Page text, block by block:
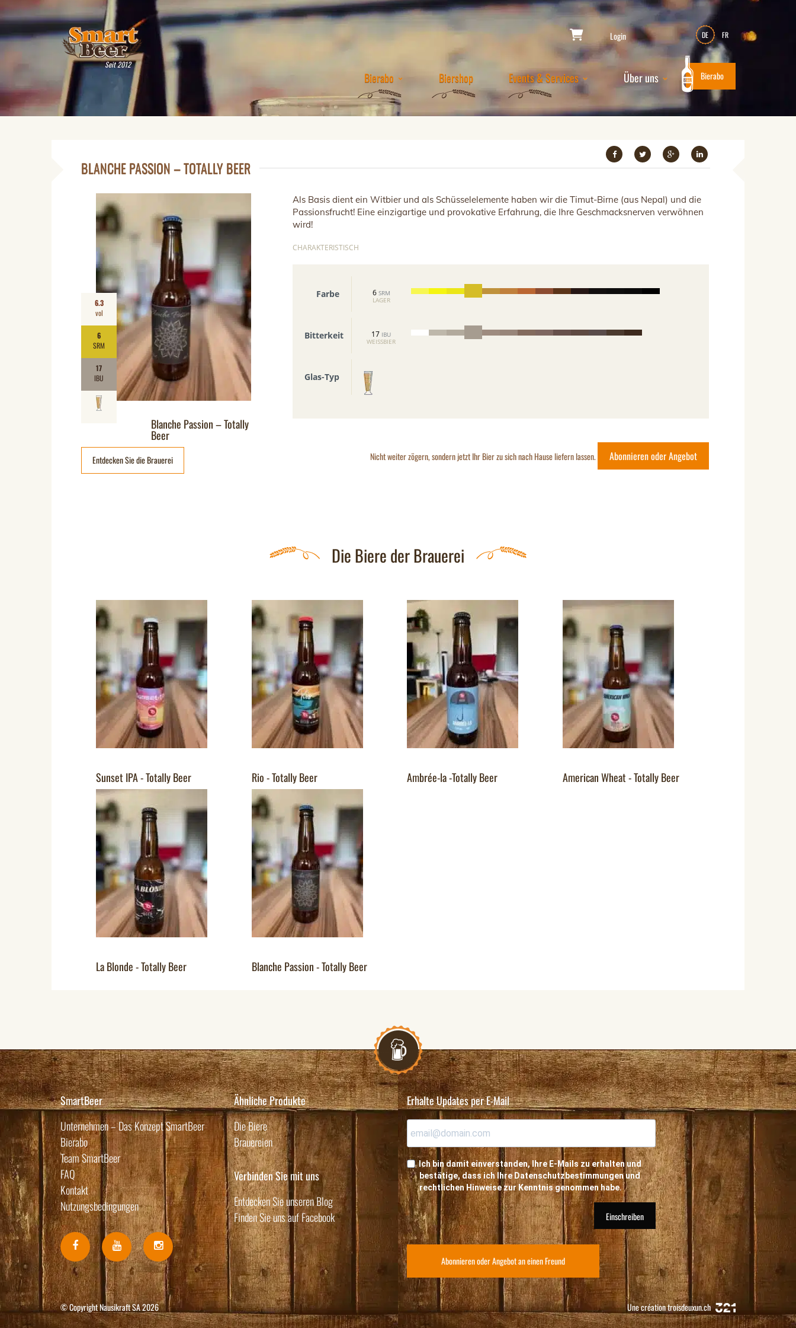
Seit 2012
Login DE FR
Bierabo Biershop Events & Services Über uns Bierabo
BLANCHE PASSION – TOTALLY BEER
Blanche Passion – Totally
Beer
6.3
vol
6
SRM
17
IBU
Entdecken Sie die Brauerei
Als Basis dient ein Witbier und als Schüsselelemente haben wir die Timut-Birne (aus Nepal) und die
Passionsfrucht! Eine einzigartige und provokative Erfahrung, die Ihre Geschmacksnerven verwöhnen
wird!
CHARAKTERISTISCH
Farbe 6 SRM
LAGER
Bitterkeit 17 IBU
WEISSBIER
Glas-Typ
Nicht weiter zögern, sondern jetzt Ihr Bier zu sich nach Hause liefern lassen. Abonnieren oder Angebot
Die Biere der Brauerei
Sunset IPA - Totally Beer Rio - Totally Beer Ambrée-la -Totally Beer American Wheat - Totally Beer
La Blonde - Totally Beer Blanche Passion - Totally Beer
SmartBeer
Unternehmen – Das Konzept SmartBeer
Bierabo
Team SmartBeer
FAQ
Kontakt
Nutzungsbedingungen
Ähnliche Produkte
Die Biere
Brauereien
Verbinden Sie mit uns
Entdecken Sie unseren Blog
Finden Sie uns auf Facebook
Erhalte Updates per E-Mail
Ich bin damit einverstanden, Ihre E-Mails zu erhalten und
bestätige, dass ich Ihre Datenschutzbestimmungen und
rechtlichen Hinweise zur Kenntnis genommen habe.
Einschreiben
Abonnieren oder Angebot an einen Freund
© Copyright Nausikraft SA 2026 Une créationtroisdeuxun.ch